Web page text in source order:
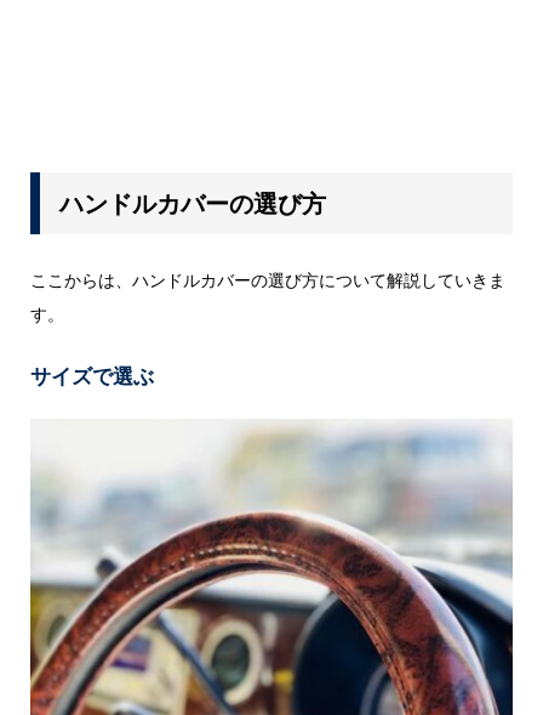
ハンドルカバーの選び方
ここからは、ハンドルカバーの選び方について解説していきま
す。
サイズで選ぶ